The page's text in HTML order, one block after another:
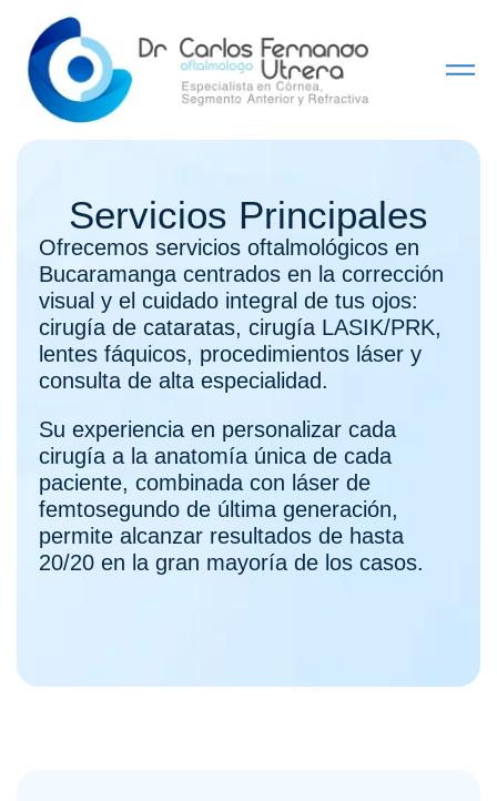
Servicios Principales
Ofrecemos servicios oftalmológicos en
Bucaramanga centrados en la corrección
visual y el cuidado integral de tus ojos:
cirugía de cataratas, cirugía LASIK/PRK,
lentes fáquicos, procedimientos láser y
consulta de alta especialidad.
Su experiencia en personalizar cada
cirugía a la anatomía única de cada
paciente, combinada con láser de
femtosegundo de última generación,
permite alcanzar resultados de hasta
20/20 en la gran mayoría de los casos.